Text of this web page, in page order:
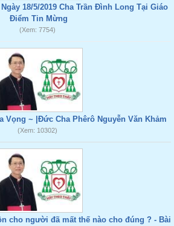
18/5/2019 Cha Trần Đình Long Tại Giáo
Điểm Tin Mừng
(Xem: 7754)
Vọng ~ |Đức Cha Phêrô Nguyễn Văn Khảm
(Xem: 10302)
cho người đã mất thế nào cho đúng ? - Bài